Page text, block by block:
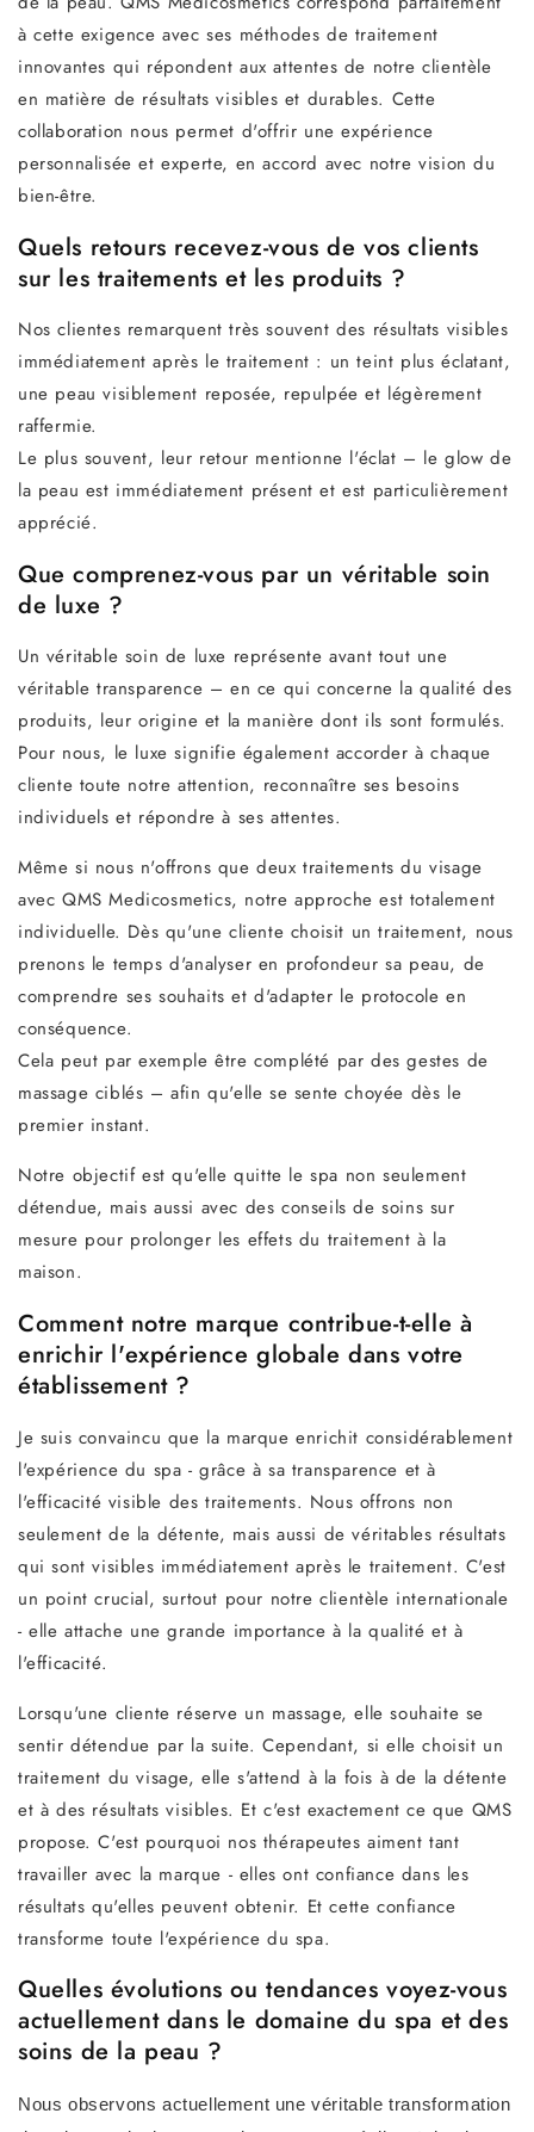
à cette exigence avec ses méthodes de traitement
innovantes qui répondent aux attentes de notre clientèle
en matière de résultats visibles et durables. Cette
collaboration nous permet d'offrir une expérience
personnalisée et experte, en accord avec notre vision du
bien-être.
Quels retours recevez-vous de vos clients
sur les traitements et les produits ?
Nos clientes remarquent très souvent des résultats visibles
immédiatement après le traitement : un teint plus éclatant,
une peau visiblement reposée, repulpée et légèrement
raffermie.
Le plus souvent, leur retour mentionne l'éclat – le glow de
la peau est immédiatement présent et est particulièrement
apprécié.
Que comprenez-vous par un véritable soin
de luxe ?
Un véritable soin de luxe représente avant tout une
véritable transparence – en ce qui concerne la qualité des
produits, leur origine et la manière dont ils sont formulés.
Pour nous, le luxe signifie également accorder à chaque
cliente toute notre attention, reconnaître ses besoins
individuels et répondre à ses attentes.
Même si nous n'offrons que deux traitements du visage
avec QMS Medicosmetics, notre approche est totalement
individuelle. Dès qu'une cliente choisit un traitement, nous
prenons le temps d'analyser en profondeur sa peau, de
comprendre ses souhaits et d'adapter le protocole en
conséquence.
Cela peut par exemple être complété par des gestes de
massage ciblés – afin qu'elle se sente choyée dès le
premier instant.
Notre objectif est qu'elle quitte le spa non seulement
détendue, mais aussi avec des conseils de soins sur
mesure pour prolonger les effets du traitement à la
maison.
Comment notre marque contribue-t-elle à
enrichir l'expérience globale dans votre
établissement ?
Je suis convaincu que la marque enrichit considérablement
l'expérience du spa - grâce à sa transparence et à
l'efficacité visible des traitements. Nous offrons non
seulement de la détente, mais aussi de véritables résultats
qui sont visibles immédiatement après le traitement. C'est
un point crucial, surtout pour notre clientèle internationale
- elle attache une grande importance à la qualité et à
l'efficacité.
Lorsqu'une cliente réserve un massage, elle souhaite se
sentir détendue par la suite. Cependant, si elle choisit un
traitement du visage, elle s'attend à la fois à de la détente
et à des résultats visibles. Et c'est exactement ce que QMS
propose. C'est pourquoi nos thérapeutes aiment tant
travailler avec la marque - elles ont confiance dans les
résultats qu'elles peuvent obtenir. Et cette confiance
transforme toute l'expérience du spa.
Quelles évolutions ou tendances voyez-vous
actuellement dans le domaine du spa et des
soins de la peau ?
Nous observons actuellement une véritable transformation